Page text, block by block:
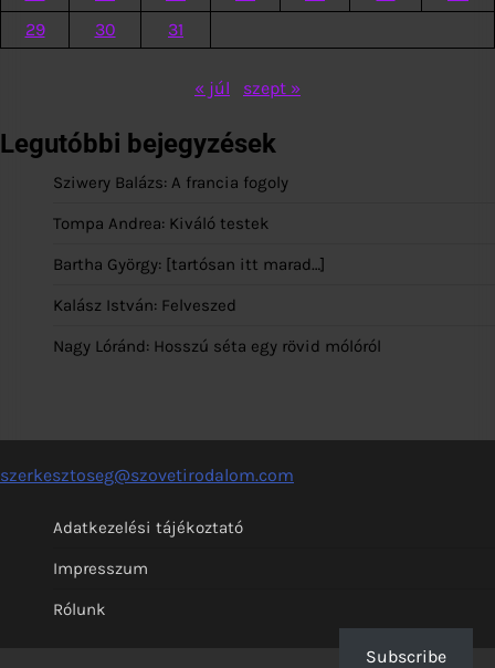
29
30 31
« júl szept »
Legutóbbi bejegyzések
Sziwery Balázs: A francia fogoly
Tompa Andrea: Kiváló testek
Bartha György: [tartósan itt marad…]
Kalász István: Felveszed
Nagy Lóránd: Hosszú séta egy rövid mólóról
szerkesztoseg@szovetirodalom.com
Adatkezelési tájékoztató
Impresszum
Rólunk
Subscribe